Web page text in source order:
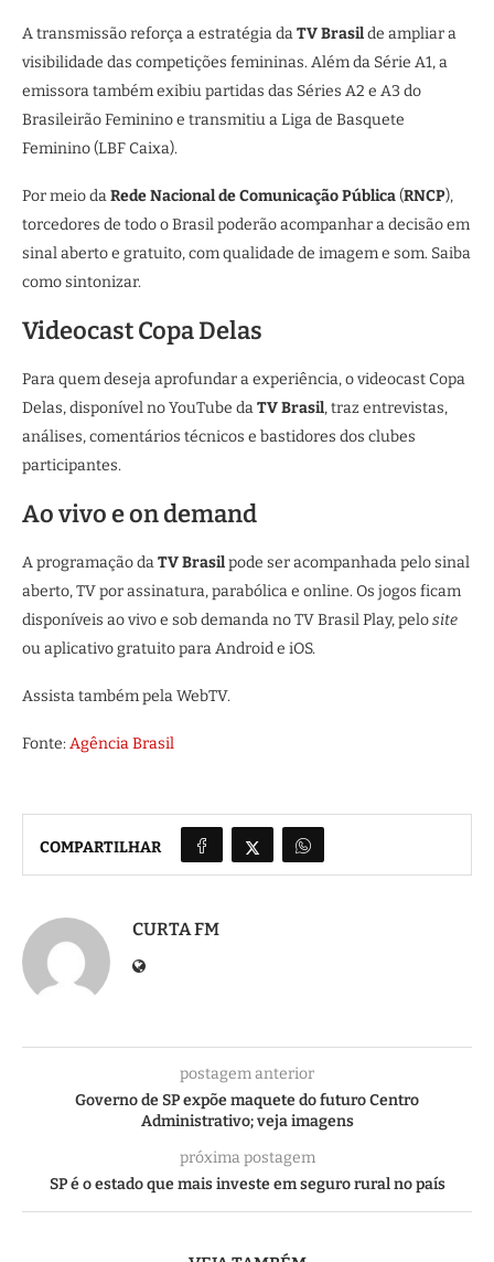
A transmissão reforça a estratégia daTV Brasilde ampliar a
visibilidade das competições femininas. Além da Série A1, a
emissora também exibiu partidas das Séries A2 e A3 do
Brasileirão Feminino e transmitiu a Liga de Basquete
Feminino (LBF Caixa).
Por meio daRede Nacional de Comunicação Pública(RNCP),
torcedores de todo o Brasil poderão acompanhar a decisão em
sinal aberto e gratuito, com qualidade de imagem e som. Saiba
como sintonizar.
Videocast Copa Delas
Para quem deseja aprofundar a experiência, o videocast Copa
Delas, disponível no YouTube daTV Brasil, traz entrevistas,
análises, comentários técnicos e bastidores dos clubes
participantes.
Ao vivo e on demand
A programação daTV Brasilpode ser acompanhada pelo sinal
aberto, TV por assinatura, parabólica e online. Os jogos ficam
disponíveis ao vivo e sob demanda no TV Brasil Play, pelosite
ou aplicativo gratuito para Android e iOS.
Assista também pela WebTV.
Fonte: Agência Brasil
COMPARTILHAR
CURTA FM
postagem anterior
Governo de SP expõe maquete do futuro Centro
Administrativo; veja imagens
próxima postagem
SP é o estado que mais investe em seguro rural no país